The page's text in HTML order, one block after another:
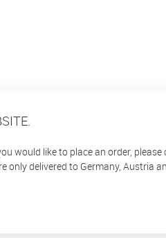
would like to place an order,
only delivered to Germany, Austria